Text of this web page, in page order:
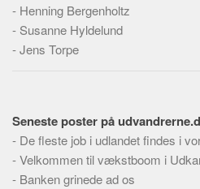
Redigering
Tekstannoncer
Bannere
- Henning Bergenholtz
- Susanne Hyldelund
-Jens Torpe
Seneste poster på
- De fleste job i udlandet findes i
-Velkommen til vækstboom i
- Banken grinede ad os